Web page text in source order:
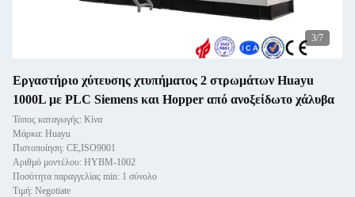
3/7
Εργαστήριο χύτευσης χτυπήματος 2 στρωμάτων Huayu
1000L με PLC Siemens και Hopper από ανοξείδωτο χάλυβα
Τόπος καταγωγής: Κίνα
Μάρκα: Huayu
Πιστοποίηση: CE,ISO9001
Αριθμό μοντέλου: HYBM-1002
Ποσότητα παραγγελίας min: 1 σύνολο
Τιμή: Negotiate